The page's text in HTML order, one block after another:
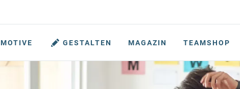
MOTIVE GESTALTEN MAGAZIN TEAMSHOP